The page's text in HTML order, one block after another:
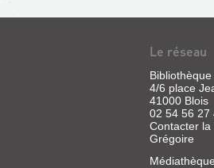
HOUDIN
DE
LA
MAGIE
Le réseau
4/6 place
41000 Blois
02 54 56 27
Contacter la
Grégoire